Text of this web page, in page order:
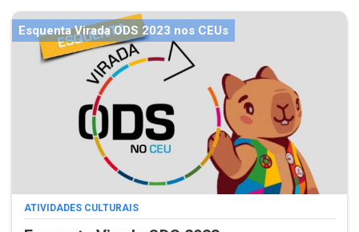
Esquenta Virada ODS 2023 nos CEUs
ATIVIDADES CULTURAIS